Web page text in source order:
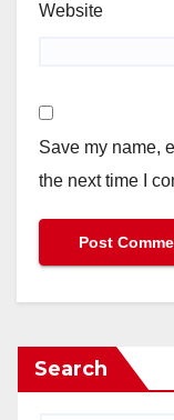
Website
Save my name,
the next time I
Search